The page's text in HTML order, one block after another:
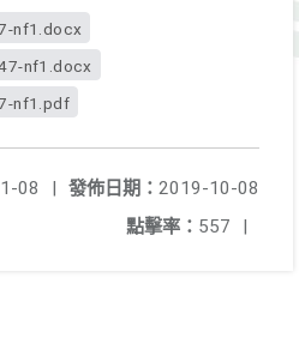
nf1.docx
nf1.docx
nf1.pdf
發佈日期： 2019-10-08
08
|
點擊率： 557 |